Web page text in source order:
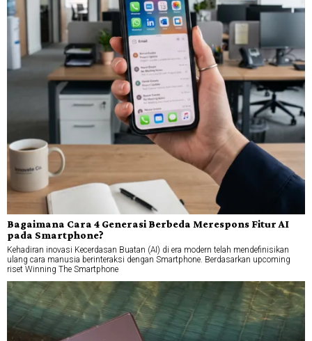
Bagaimana Cara 4 Generasi Berbeda Merespons Fitur AI
pada Smartphone?
Kehadiran inovasi Kecerdasan Buatan (AI) di era modern telah mendefinisikan
ulang cara manusia berinteraksi dengan Smartphone. Berdasarkan upcoming
riset Winning The Smartphone